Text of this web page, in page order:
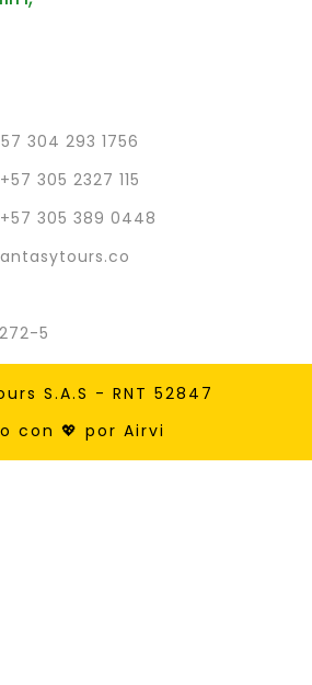
304 293 1756
305 2327 115
305 389 0448
5
S.A.S - RNT 52847
con 💖 por Airvi